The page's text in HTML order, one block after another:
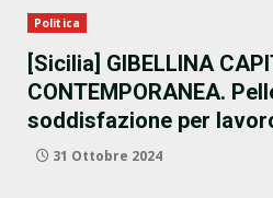
Politica
[Sicilia] GIBELLINA
CONTEMPORANEA.
soddisfazione per
31 Ottobre 2024